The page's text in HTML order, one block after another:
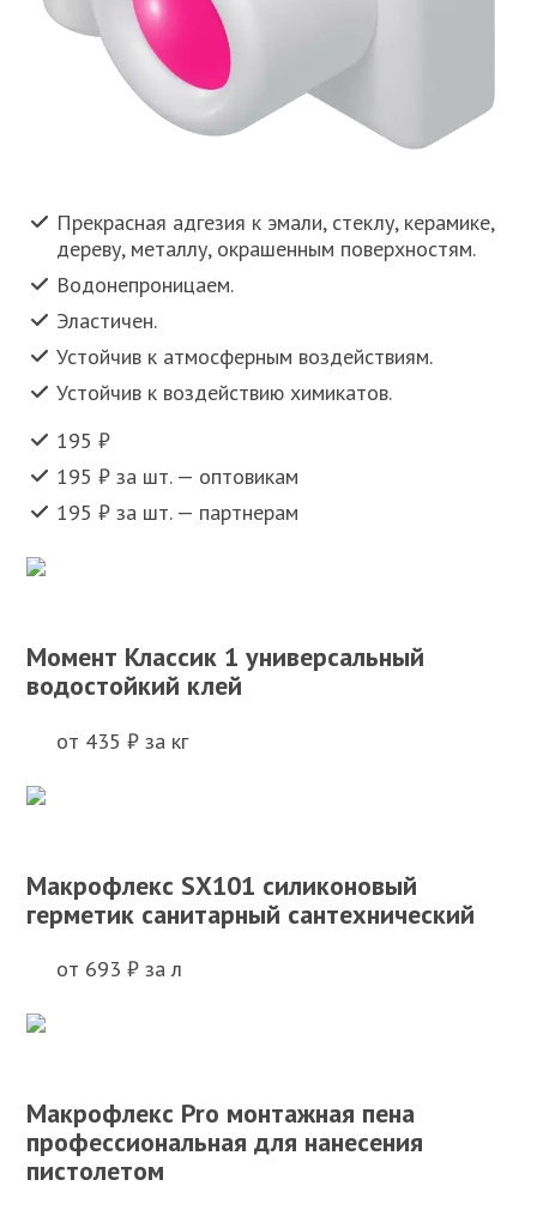
Прекрасная адгезия к эмали, стеклу, керамике,
дереву, металлу, окрашенным поверхностям.
Водонепроницаем.
Эластичен.
Устойчив к атмосферным воздействиям.
Устойчив к воздействию химикатов.
195 ₽
195 ₽ за шт. — оптовикам
195 ₽ за шт. — партнерам
Момент Классик 1 универсальный
водостойкий клей
от 435 ₽ за кг
Макрофлекс SX101 силиконовый
герметик санитарный сантехнический
от 693 ₽ за л
Макрофлекс Pro монтажная пена
профессиональная для нанесения
пистолетом